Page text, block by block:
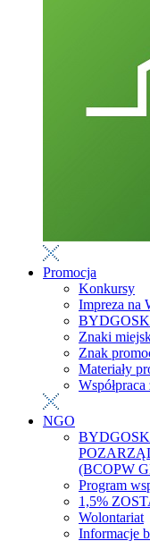
Promocja
Konkursy
Impreza na
Znaki
Znak
Materiały
NGO
(BCOPW
Program
1,5%
Wolontariat
Informacje